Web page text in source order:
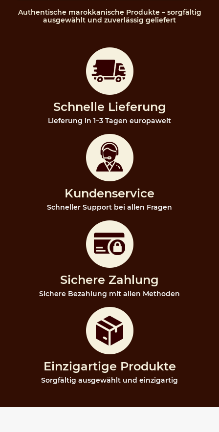
Authentische marokkanische Produkte – sorgfältig
ausgewählt und zuverlässig geliefert
Schnelle Lieferung
Lieferung in 1–3 Tagen europaweit
Kundenservice
Schneller Support bei allen Fragen
Sichere Zahlung
Sichere Bezahlung mit allen Methoden
Einzigartige Produkte
Sorgfältig ausgewählt und einzigartig